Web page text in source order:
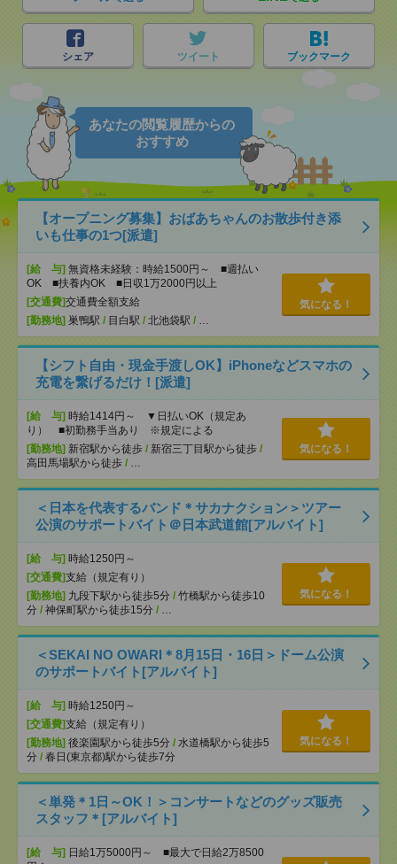
シェア ツイート ブックマーク
あなたの閲覧履歴からの
おすすめ
【オープニング募集】おばあちゃんのお散歩付き添
いも仕事の1つ[派遣]
[給 与] 無資格未経験：時給1500円～ ■週払い
OK ■扶養内OK ■日収1万2000円以上
[交通費]交通費全額支給
[勤務地] 巣鴨駅 / 目白駅 / 北池袋駅 / …
気になる！
【シフト自由・現金手渡しOK】iPhoneなどスマホの
充電を繋げるだけ！[派遣]
[給 与] 時給1414円～ ▼日払いOK（規定あ
り） ■初勤務手当あり ※規定による
[勤務地] 新宿駅から徒歩 / 新宿三丁目駅から徒歩 /
高田馬場駅から徒歩 / …
気になる！
＜日本を代表するバンド＊サカナクション＞ツアー
公演のサポートバイト＠日本武道館[アルバイト]
[給 与] 時給1250円～
[交通費]支給（規定有り）
[勤務地] 九段下駅から徒歩5分 / 竹橋駅から徒歩10
分 / 神保町駅から徒歩15分 / …
気になる！
＜SEKAI NO OWARI＊8月15日・16日＞ドーム公演
のサポートバイト[アルバイト]
[給 与] 時給1250円～
[交通費]支給（規定有り）
[勤務地] 後楽園駅から徒歩5分 / 水道橋駅から徒歩5
分 / 春日(東京都)駅から徒歩7分
気になる！
＜単発＊1日～OK！＞コンサートなどのグッズ販売
スタッフ＊[アルバイト]
[給 与] 日給1万5000円～ ■最大で日給2万8500